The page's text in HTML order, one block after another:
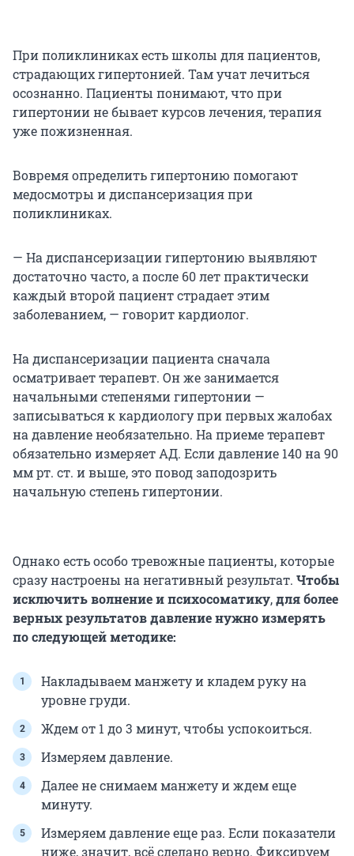
При поликлиниках есть школы для пациентов,
страдающих гипертонией. Там учат лечиться
осознанно. Пациенты понимают, что при
гипертонии не бывает курсов лечения, терапия
уже пожизненная.
Вовремя определить гипертонию помогают
медосмотры и диспансеризация при
поликлиниках.
— На диспансеризации гипертонию выявляют
достаточно часто, а после 60 лет практически
каждый второй пациент страдает этим
заболеванием, — говорит кардиолог.
На диспансеризации пациента сначала
осматривает терапевт. Он же занимается
начальными степенями гипертонии —
записываться к кардиологу при первых жалобах
на давление необязательно. На приеме терапевт
обязательно измеряет АД. Если давление 140 на 90
мм рт. ст. и выше, это повод заподозрить
начальную степень гипертонии.
Однако есть особо тревожные пациенты, которые
сразу настроены на негативный результат. Чтобы
исключить волнение и психосоматику,для более
верных результатов давление нужно измерять
по следующей методике:
Накладываем манжету и кладем руку на
уровне груди.
Ждем от 1 до 3 минут, чтобы успокоиться.
Измеряем давление.
Далее не снимаем манжету и ждем еще
минуту.
Измеряем давление еще раз. Если показатели
ниже, значит, всё сделано верно. Фиксируем